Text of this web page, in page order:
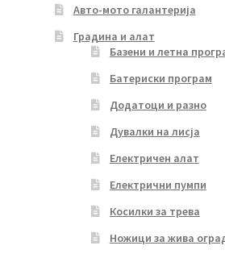
Авто-мото галантерија
Градина и алат
Базени и летна
Батериски програм
Додатоци и разно
Дувалки на лисја
Електричен алат
Електрични пумпи
Косилки за трева
Ножици за жива